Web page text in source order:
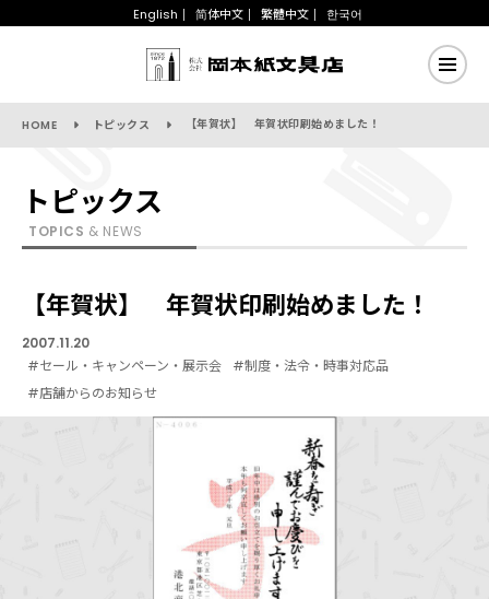
English 简体中文 繁體中文 한국어
HOME トピックス 【年賀状】 年賀状印刷始めました！
トピックス
TOPICS & NEWS
【年賀状】 年賀状印刷始めました！
2007.11.20
#セール・キャンペーン・展示会
#制度・法令・時事対応品
#店舗からのお知らせ